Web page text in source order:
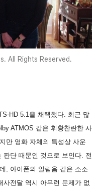
All Rights Reserved.
HD 5.1을 채택했다. 최근 많
ATMOS 같은 휘황찬란한 사
만 영화 자체의 특성상 사운
판단 때문인 것으로 보인다. 전
, 아이폰의 알림음 같은 소소
전달 역시 아무런 문제가 없